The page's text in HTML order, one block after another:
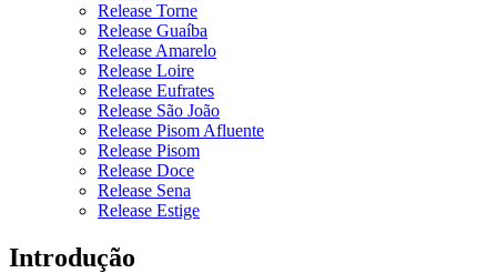
Release Torne
Release Guaíba
Release Amarelo
Release Loire
Release Eufrates
Release São João
Release Pisom Afluente
Release Pisom
Release Doce
Release Sena
Release Estige
Introdução